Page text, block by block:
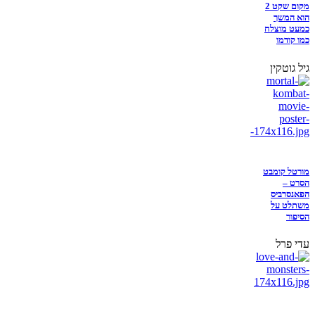
מקום שקט 2
הוא המשך
כמעט מוצלח
כמו קודמו
גיל גוטקין
מורטל קומבט
הסרט –
הפאנסרביס
משתלט על
הסיפור
עדי פרל